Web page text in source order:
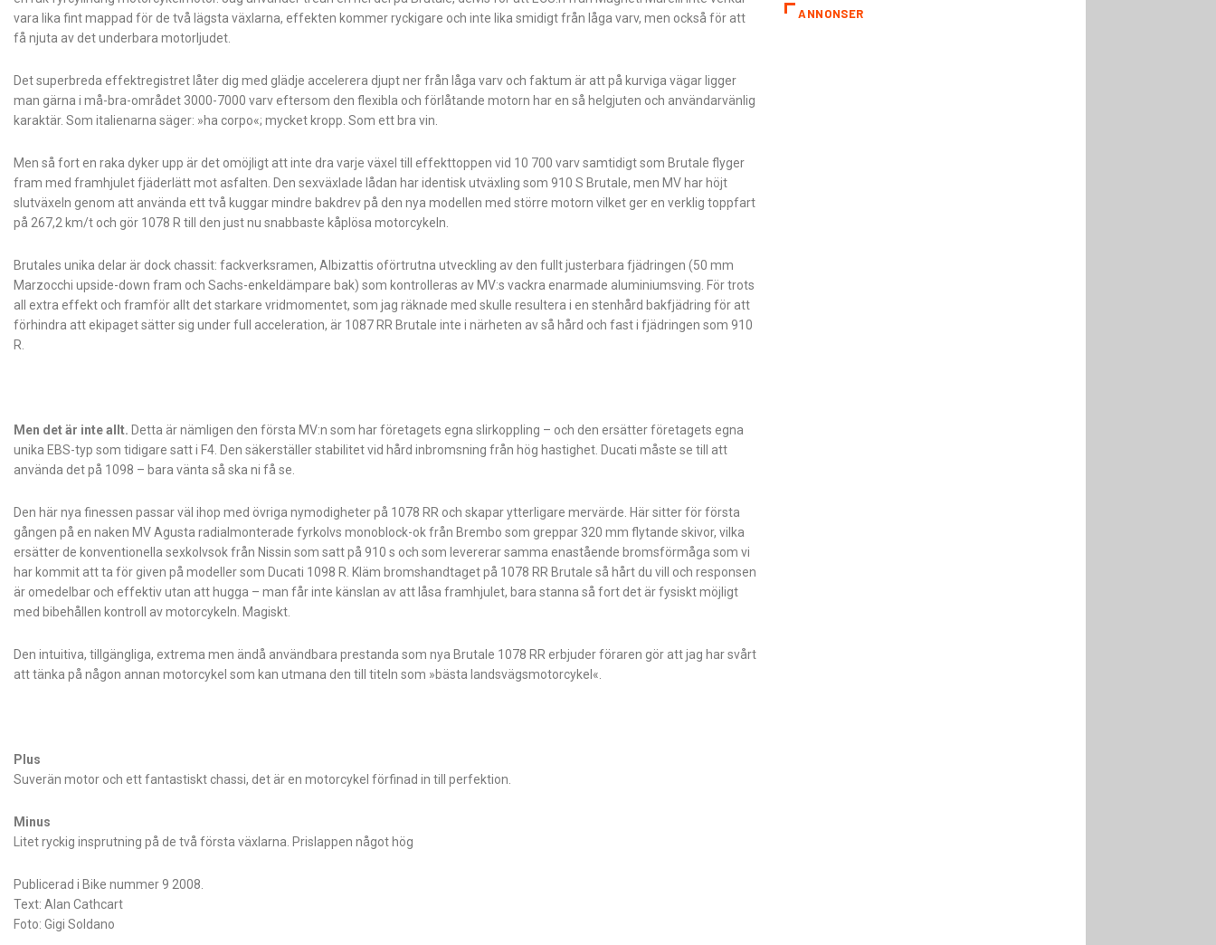
vara lika fint mappad för de två lägsta växlarna, effekten kommer ryckigare och inte lika smidigt från låga varv, men också för att
få njuta av det underbara motorljudet.
Det superbreda effektregistret låter dig med glädje accelerera djupt ner från låga varv och faktum är att på kurviga vägar ligger
man gärna i må-bra-området 3000-7000 varv eftersom den flexibla och förlåtande motorn har en så helgjuten och användarvänlig
karaktär. Som italienarna säger: »ha corpo«; mycket kropp. Som ett bra vin.
Men så fort en raka dyker upp är det omöjligt att inte dra varje växel till effekttoppen vid 10 700 varv samtidigt som Brutale flyger
fram med framhjulet fjäderlätt mot asfalten. Den sexväxlade lådan har identisk utväxling som 910 S Brutale, men MV har höjt
slutväxeln genom att använda ett två kuggar mindre bakdrev på den nya modellen med större motorn vilket ger en verklig toppfart
på 267,2 km/t och gör 1078 R till den just nu snabbaste kåplösa motorcykeln.
Brutales unika delar är dock chassit: fackverksramen, Albizattis oförtrutna utveckling av den fullt justerbara fjädringen (50 mm
Marzocchi upside-down fram och Sachs-enkeldämpare bak) som kontrolleras av MV:s vackra enarmade aluminiumsving. För trots
all extra effekt och framför allt det starkare vridmomentet, som jag räknade med skulle resultera i en stenhård bakfjädring för att
förhindra att ekipaget sätter sig under full acceleration, är 1087 RR Brutale inte i närheten av så hård och fast i fjädringen som 910
R.
Men det är inte allt. Detta är nämligen den första MV:n som har företagets egna slirkoppling – och den ersätter företagets egna
unika EBS-typ som tidigare satt i F4. Den säkerställer stabilitet vid hård inbromsning från hög hastighet. Ducati måste se till att
använda det på 1098 – bara vänta så ska ni få se.
Den här nya finessen passar väl ihop med övriga nymodigheter på 1078 RR och skapar ytterligare mervärde. Här sitter för första
gången på en naken MV Agusta radialmonterade fyrkolvs monoblock-ok från Brembo som greppar 320 mm flytande skivor, vilka
ersätter de konventionella sexkolvsok från Nissin som satt på 910 s och som levererar samma enastående bromsförmåga som vi
har kommit att ta för given på modeller som Ducati 1098 R. Kläm bromshandtaget på 1078 RR Brutale så hårt du vill och responsen
är omedelbar och effektiv utan att hugga – man får inte känslan av att låsa framhjulet, bara stanna så fort det är fysiskt möjligt
med bibehållen kontroll av motorcykeln. Magiskt.
Den intuitiva, tillgängliga, extrema men ändå användbara prestanda som nya Brutale 1078 RR erbjuder föraren gör att jag har svårt
att tänka på någon annan motorcykel som kan utmana den till titeln som »bästa landsvägsmotorcykel«.
Plus
Suverän motor och ett fantastiskt chassi, det är en motorcykel förfinad in till perfektion.
Minus
Litet ryckig insprutning på de två första växlarna. Prislappen något hög
Publicerad i Bike nummer 9 2008.
Text: Alan Cathcart
Foto: Gigi Soldano
ANNONSER